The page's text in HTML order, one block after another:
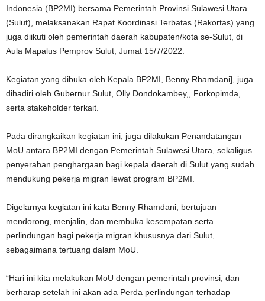
Indonesia (BP2MI) bersama Pemerintah Provinsi Sulawesi Utara
(Sulut), melaksanakan Rapat Koordinasi Terbatas (Rakortas) yang
juga diikuti oleh pemerintah daerah kabupaten/kota se-Sulut, di
Aula Mapalus Pemprov Sulut, Jumat 15/7/2022.
Kegiatan yang dibuka oleh Kepala BP2MI, Benny Rhamdani], juga
dihadiri oleh Gubernur Sulut, Olly Dondokambey,, Forkopimda,
serta stakeholder terkait.
Pada dirangkaikan kegiatan ini, juga dilakukan Penandatangan
MoU antara BP2MI dengan Pemerintah Sulawesi Utara, sekaligus
penyerahan penghargaan bagi kepala daerah di Sulut yang sudah
mendukung pekerja migran lewat program BP2MI.
Digelarnya kegiatan ini kata Benny Rhamdani, bertujuan
mendorong, menjalin, dan membuka kesempatan serta
perlindungan bagi pekerja migran khususnya dari Sulut,
sebagaimana tertuang dalam MoU.
“Hari ini kita melakukan MoU dengan pemerintah provinsi, dan
berharap setelah ini akan ada Perda perlindungan terhadap